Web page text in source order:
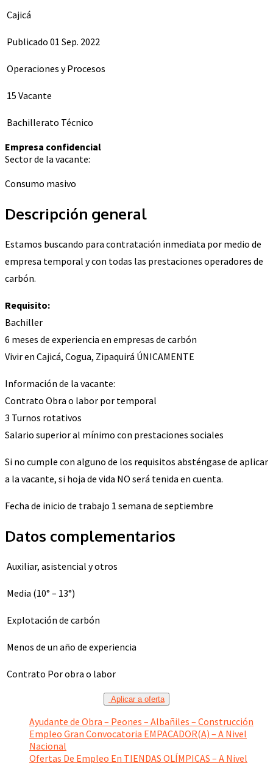
Cajicá
Publicado 01 Sep. 2022
Operaciones y Procesos
15 Vacante
Bachillerato Técnico
Empresa confidencial
Sector de la vacante:
Consumo masivo
Descripción general
Estamos buscando para contratación inmediata por medio de
empresa temporal y con todas las prestaciones operadores de
carbón.
Requisito:
Bachiller
6 meses de experiencia en empresas de carbón
Vivir en Cajicá, Cogua, Zipaquirá ÚNICAMENTE
Información de la vacante:
Contrato Obra o labor por temporal
3 Turnos rotativos
Salario superior al mínimo con prestaciones sociales
Si no cumple con alguno de los requisitos absténgase de aplicar
a la vacante, si hoja de vida NO será tenida en cuenta.
Fecha de inicio de trabajo 1 semana de septiembre
Datos complementarios
Auxiliar, asistencial y otros
Media (10° – 13°)
Explotación de carbón
Menos de un año de experiencia
Contrato Por obra o labor
Aplicar a oferta
Ayudante de Obra – Peones – Albañiles – Construcción
Empleo Gran Convocatoria EMPACADOR(A) – A Nivel
Nacional
Ofertas De Empleo En TIENDAS OLÍMPICAS – A Nivel